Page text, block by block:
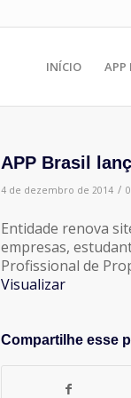
INÍCIO APP
APP Brasil
4 de dezembro de 2014 /
Entidade renova
empresas,
Profissional de
Visualizar
Compartilhe esse